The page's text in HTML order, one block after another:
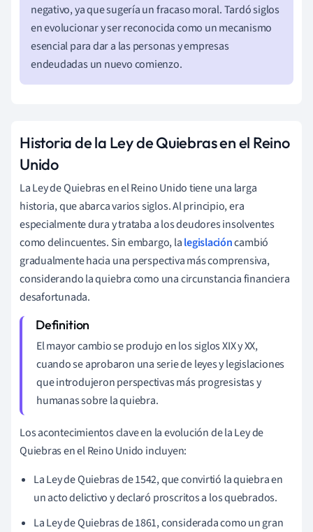
negativo, ya que sugería un fracaso moral. Tardó siglos
en evolucionar y ser reconocida como un mecanismo
esencial para dar a las personas y empresas
endeudadas un nuevo comienzo.
Historia de la Ley de Quiebras en el Reino
Unido
La Ley de Quiebras en el Reino Unido tiene una larga
historia, que abarca varios siglos. Al principio, era
especialmente dura y trataba a los deudores insolventes
como delincuentes. Sin embargo, lalegislacióncambió
gradualmente hacia una perspectiva más comprensiva,
considerando la quiebra como una circunstancia financiera
desafortunada.
El mayor cambio se produjo en los siglos XIX y XX,
cuando se aprobaron una serie de leyes y legislaciones
que introdujeron perspectivas más progresistas y
humanas sobre la quiebra.
Los acontecimientos clave en la evolución de la Ley de
Quiebras en el Reino Unido incluyen:
La Ley de Quiebras de 1542, que convirtió la quiebra en
un acto delictivo y declaró proscritos a los quebrados.
La Ley de Quiebras de 1861, considerada como un gran